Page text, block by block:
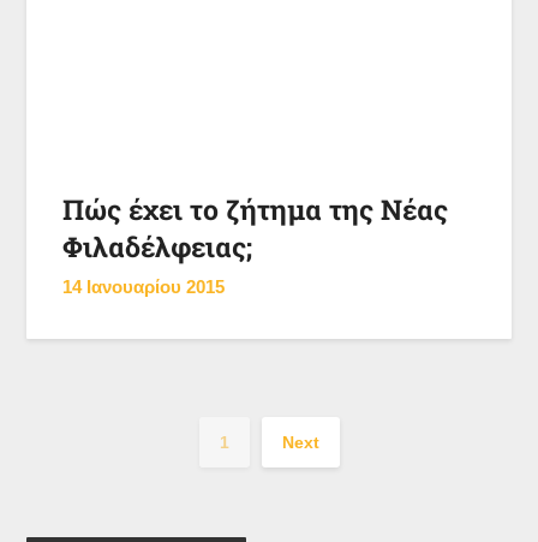
Πώς έχει το ζήτημα της Νέας
Φιλαδέλφειας;
14 Ιανουαρίου 2015
1 Next